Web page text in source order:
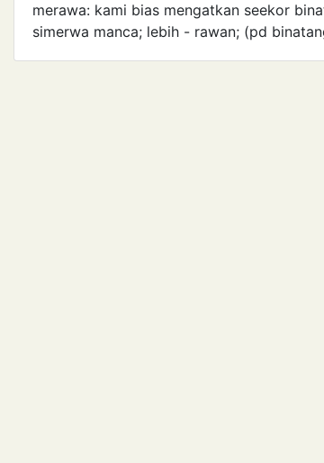
merawa: kami bias mengatkan seekor
simerwa manca; lebih - rawan; (pd